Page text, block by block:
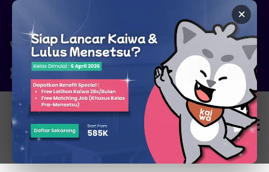
×
Pare, Kediri - Jawa Timur
6287777326344
marketing@kaiwa.id
Login